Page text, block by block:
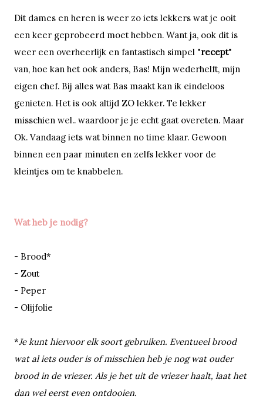
Dit dames en heren is weer zo iets lekkers wat je ooit
een keer geprobeerd moet hebben. Want ja, ook dit is
weer een overheerlijk en fantastisch simpel "recept"
van, hoe kan het ook anders, Bas! Mijn wederhelft, mijn
eigen chef. Bij alles wat Bas maakt kan ik eindeloos
genieten. Het is ook altijd ZO lekker. Te lekker
misschien wel.. waardoor je je echt gaat overeten. Maar
Ok. Vandaag iets wat binnen no time klaar. Gewoon
binnen een paar minuten en zelfs lekker voor de
kleintjes om te knabbelen.
Wat heb je nodig?
- Brood*
- Zout
- Peper
- Olijfolie
*Je kunt hiervoor elk soort gebruiken. Eventueel brood
wat al iets ouder is of misschien heb je nog wat ouder
brood in de vriezer. Als je het uit de vriezer haalt, laat het
dan wel eerst even ontdooien.